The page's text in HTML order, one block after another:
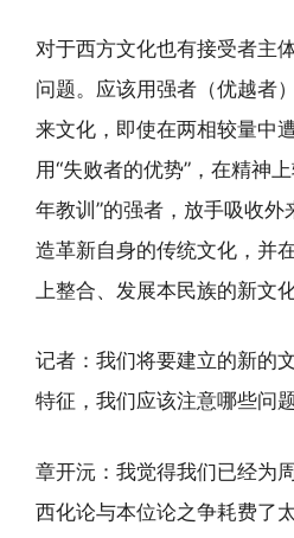
对于西方文化也有接受者主
问题。应该用强者（优越者
来文化，即使在两相较量中
用“失败者的优势”，在精神
年教训”的强者，放手吸收
造革新自身的传统文化，并
上整合、发展本民族的新文化
记者：我们将要建立的新的
特征，我们应该注意哪些问
章开沅：我觉得我们已经为
西化论与本位论之争耗费了